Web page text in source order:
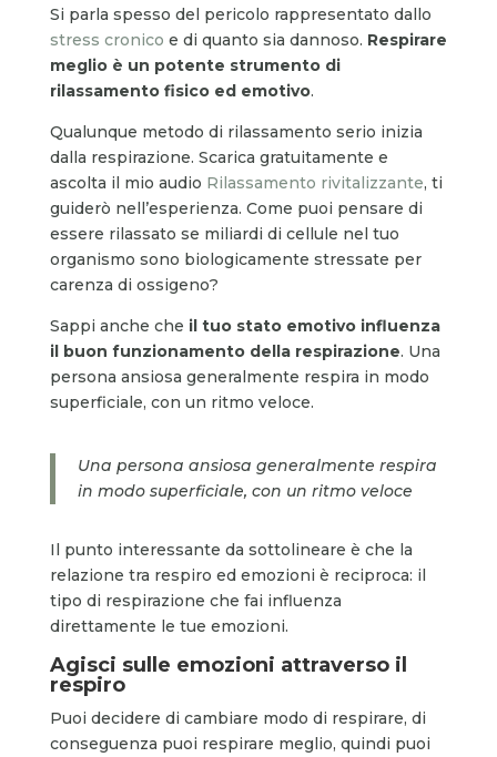
Si parla spesso del pericolo rappresentato dallo
stress cronico e di quanto sia dannoso. Respirare
meglio è un potente strumento di
rilassamento fisico ed emotivo.
Qualunque metodo di rilassamento serio inizia
dalla respirazione. Scarica gratuitamente e
ascolta il mio audio Rilassamento rivitalizzante, ti
guiderò nell’esperienza. Come puoi pensare di
essere rilassato se miliardi di cellule nel tuo
organismo sono biologicamente stressate per
carenza di ossigeno?
Sappi anche che il tuo stato emotivo influenza
il buon funzionamento della respirazione. Una
persona ansiosa generalmente respira in modo
superficiale, con un ritmo veloce.
Una persona ansiosa generalmente respira
in modo superficiale, con un ritmo veloce
Il punto interessante da sottolineare è che la
relazione tra respiro ed emozioni è reciproca: il
tipo di respirazione che fai influenza
direttamente le tue emozioni.
Agisci sulle emozioni attraverso il
respiro
Puoi decidere di cambiare modo di respirare, di
conseguenza puoi respirare meglio, quindi puoi